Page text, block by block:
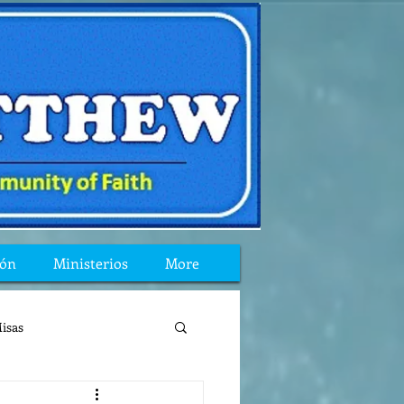
Ministerios More